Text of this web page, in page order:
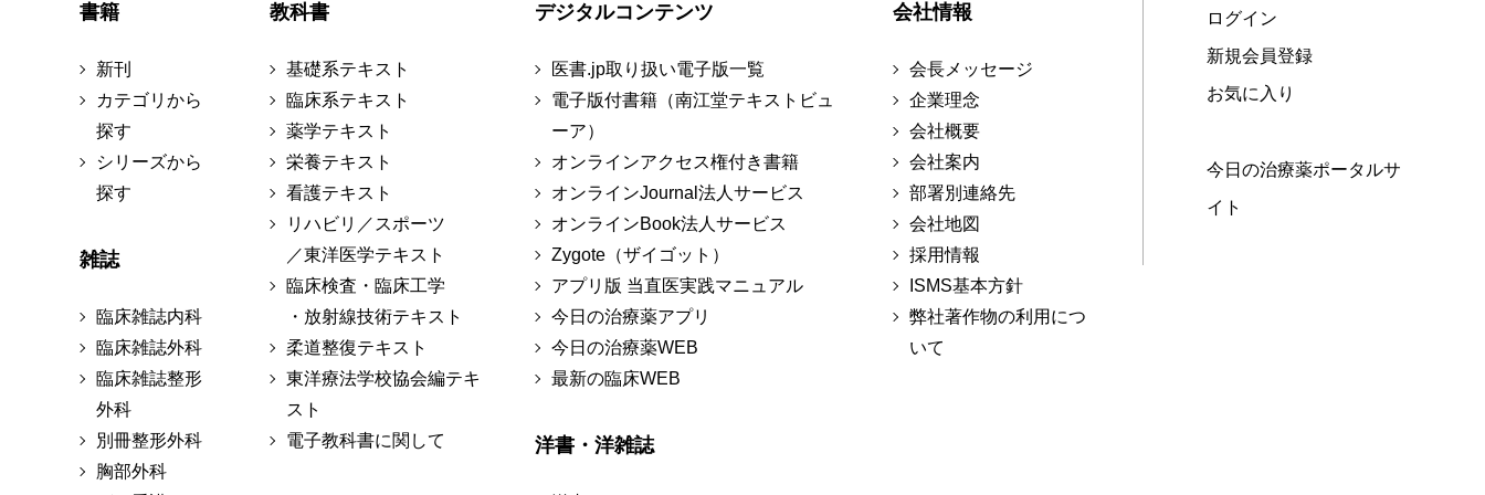
書籍
新刊
カテゴリから
探す
シリーズから
探す
雑誌
臨床雑誌内科
臨床雑誌外科
臨床雑誌整形
外科
別冊整形外科
胸部外科
教科書
基礎系テキスト
臨床系テキスト
薬学テキスト
栄養テキスト
看護テキスト
リハビリ／スポーツ
／東洋医学テキスト
臨床検査・臨床工学
・放射線技術テキスト
柔道整復テキスト
東洋療法学校協会編テキ
スト
電子教科書に関して
デジタルコンテンツ
医書.jp取り扱い電子版一覧
電子版付書籍（南江堂テキストビュ
ーア）
オンラインアクセス権付き書籍
オンラインJournal法人サービス
オンラインBook法人サービス
Zygote（ザイゴット）
アプリ版 当直医実践マニュアル
今日の治療薬アプリ
今日の治療薬WEB
最新の臨床WEB
洋書・洋雑誌
会社情報
会長メッセージ
企業理念
会社概要
会社案内
部署別連絡先
会社地図
採用情報
ISMS基本方針
弊社著作物の利用につ
いて
ログイン
新規会員登録
お気に入り
今日の治療薬ポータルサ
イト